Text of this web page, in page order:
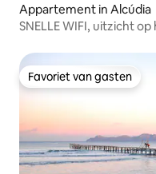
Appartement in Alcúdia
SNELLE WIFI, uitzicht
Favoriet van gasten
Favoriet van gasten